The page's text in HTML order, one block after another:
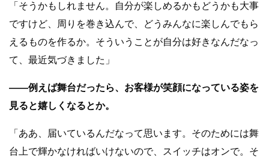
「そうかもしれません。自分が楽しめるかもどうかも大事
ですけど、周りを巻き込んで、どうみんなに楽しんでもら
えるものを作るか。そういうことが自分は好きなんだなっ
て、最近気づきました」
――例えば舞台だったら、お客様が笑顔になっている姿を
見ると嬉しくなるとか。
「ああ、届いているんだなって思います。そのためには舞
台上で輝かなければいけないので、スイッチはオンで。そ